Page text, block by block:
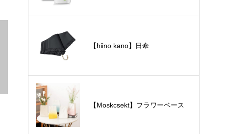
【hiino kano】日傘
【Moskcsekt】フラワーベース